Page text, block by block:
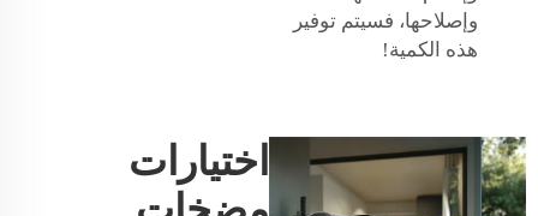
وإصلاحها، فسيتم توفير
هذه الكمية!
اختيارات